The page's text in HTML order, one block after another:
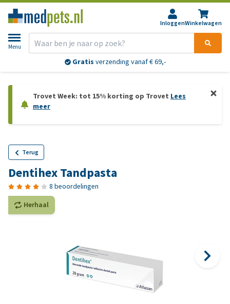
InloggenWinkelwagen
Menu
Gratis verzending vanaf € 69,-
Trovet Week: tot 15% korting op Trovet Lees
meer
Terug
Dentihex Tandpasta
8 beoordelingen
Herhaal